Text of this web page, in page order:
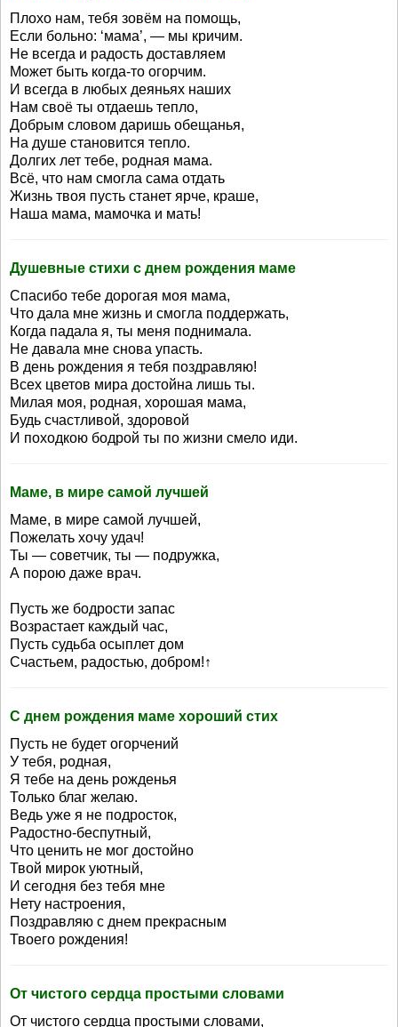
Плохо нам, тебя зовём на помощь,
Если больно: ‘мама’, — мы кричим.
Не всегда и радость доставляем
Может быть когда-то огорчим.
И всегда в любых деяньях наших
Нам своё ты отдаешь тепло,
Добрым словом даришь обещанья,
На душе становится тепло.
Долгих лет тебе, родная мама.
Всё, что нам смогла сама отдать
Жизнь твоя пусть станет ярче, краше,
Наша мама, мамочка и мать!
Душевные стихи с днем рождения маме
Спасибо тебе дорогая моя мама,
Что дала мне жизнь и смогла поддержать,
Когда падала я, ты меня поднимала.
Не давала мне снова упасть.
В день рождения я тебя поздравляю!
Всех цветов мира достойна лишь ты.
Милая моя, родная, хорошая мама,
Будь счастливой, здоровой
И походкою бодрой ты по жизни смело иди.
Маме, в мире самой лучшей
Маме, в мире самой лучшей,
Пожелать хочу удач!
Ты — советчик, ты — подружка,
А порою даже врач.
Пусть же бодрости запас
Возрастает каждый час,
Пусть судьба осыплет дом
Счастьем, радостью, добром!↑
С днем рождения маме хороший стих
Пусть не будет огорчений
У тебя, родная,
Я тебе на день рожденья
Только благ желаю.
Ведь уже я не подросток,
Радостно-беспутный,
Что ценить не мог достойно
Твой мирок уютный,
И сегодня без тебя мне
Нету настроения,
Поздравляю с днем прекрасным
Твоего рождения!
От чистого сердца простыми словами
От чистого сердца простыми словами,